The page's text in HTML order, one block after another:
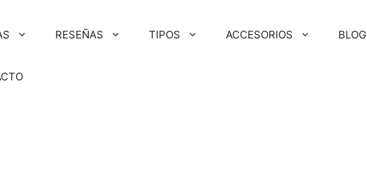
RESEÑAS TIPOS ACCESORIOS BLOG